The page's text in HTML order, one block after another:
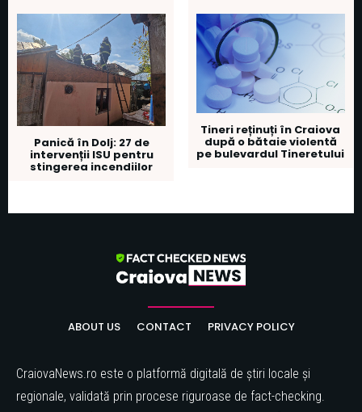
Panică în Dolj: 27 de
intervenții ISU pentru
stingerea incendiilor
Tineri reținuți în Craiova
după o bătaie violentă
pe bulevardul Tineretului
ABOUT US CONTACT PRIVACY POLICY
CraiovaNews.ro este o platformă digitală de știri locale și
regionale, validată prin procese riguroase de fact-checking.